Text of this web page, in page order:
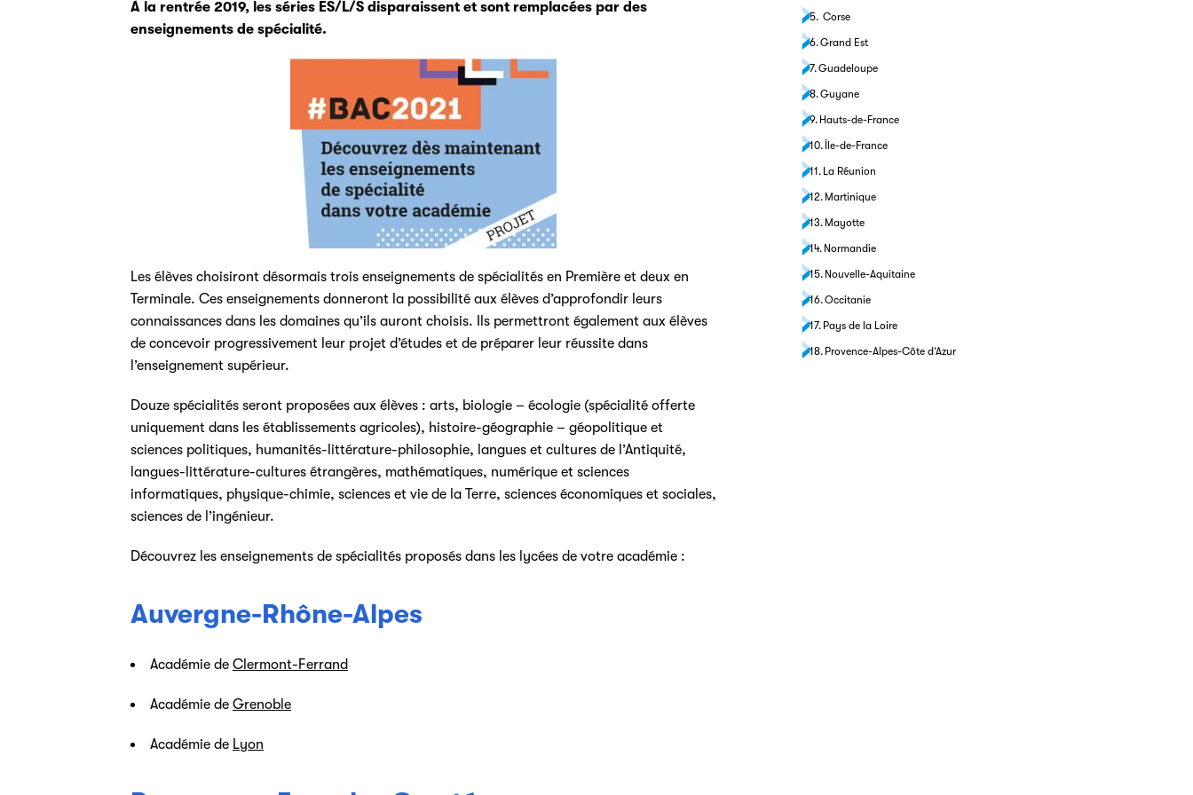
À la rentrée 2019, les séries ES/L/S disparaissent et sont remplacées par des
enseignements de spécialité.
Les élèves choisiront désormais trois enseignements de spécialités en Première et deux en
Terminale. Ces enseignements donneront la possibilité aux élèves d’approfondir leurs
connaissances dans les domaines qu’ils auront choisis. Ils permettront également aux élèves
de concevoir progressivement leur projet d’études et de préparer leur réussite dans
l’enseignement supérieur.
Douze spécialités seront proposées aux élèves : arts, biologie – écologie (spécialité offerte
uniquement dans les établissements agricoles), histoire-géographie – géopolitique et
sciences politiques, humanités-littérature-philosophie, langues et cultures de l’Antiquité,
langues-littérature-cultures étrangères, mathématiques, numérique et sciences
informatiques, physique-chimie, sciences et vie de la Terre, sciences économiques et sociales,
sciences de l’ingénieur.
Découvrez les enseignements de spécialités proposés dans les lycées de votre académie :
Auvergne-Rhône-Alpes
Académie de Clermont-Ferrand
Académie de Grenoble
Académie de Lyon
Corse
Grand Est
Guadeloupe
Guyane
Hauts-de-France
Île-de-France
La Réunion
Martinique
Mayotte
Normandie
Nouvelle-Aquitaine
Occitanie
Pays de la Loire
Provence-Alpes-Côte d’Azur